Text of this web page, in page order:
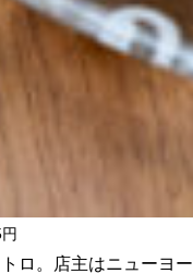
ロ。店主はニューヨー